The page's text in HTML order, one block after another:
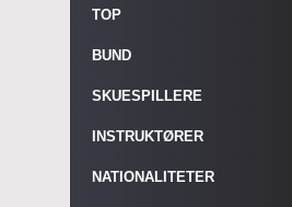
TOP
BUND
SKUESPILLERE
INSTRUKTØRER
NATIONALITETER